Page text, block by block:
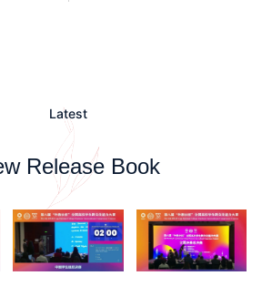
Latest
Release Book